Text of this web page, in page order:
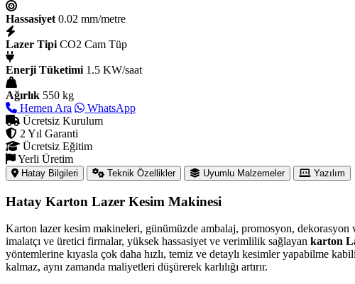
Hassasiyet 0.02 mm/metre
Lazer Tipi CO2 Cam Tüp
Enerji Tüketimi 1.5 KW/saat
Ağırlık 550 kg
Hemen Ara
WhatsApp
Ücretsiz Kurulum
2 Yıl Garanti
Ücretsiz Eğitim
Yerli Üretim
Hatay Bilgileri Teknik Özellikler Uyumlu Malzemeler Yazılım
Hatay Karton Lazer Kesim Makinesi
Karton lazer kesim makineleri, günümüzde ambalaj, promosyon,
imalatçı ve üretici firmalar, yüksek hassasiyet ve verimlilik sağlayan karton
yöntemlerine kıyasla çok daha hızlı, temiz ve detaylı kesimler yapabilme
kalmaz, aynı zamanda maliyetleri düşürerek karlılığı artırır.